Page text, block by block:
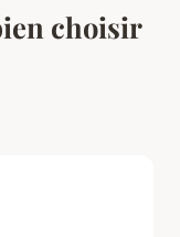
choisir